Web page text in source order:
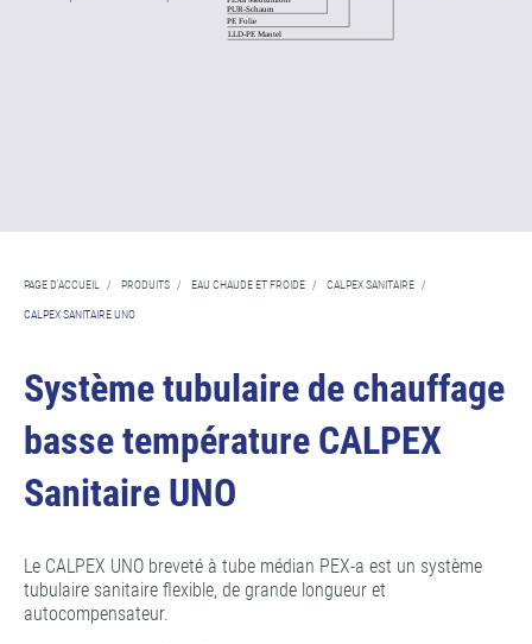
PAGE D'ACCUEIL / PRODUITS / EAU CHAUDE ET FROIDE / CALPEX SANITAIRE /
CALPEX SANITAIRE UNO
Système tubulaire de chauffage
basse température CALPEX
Sanitaire UNO
Le CALPEX UNO breveté à tube médian PEX-a est un système
tubulaire sanitaire flexible, de grande longueur et
autocompensateur.